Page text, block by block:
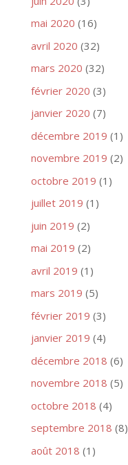
mai 2020 (16)
avril 2020 (32)
mars 2020 (32)
février 2020 (3)
janvier 2020 (7)
décembre 2019 (1)
novembre 2019 (2)
octobre 2019 (1)
juillet 2019 (1)
juin 2019 (2)
mai 2019 (2)
avril 2019 (1)
mars 2019 (5)
février 2019 (3)
janvier 2019 (4)
décembre 2018 (6)
novembre 2018 (5)
octobre 2018 (4)
septembre 2018 (8)
août 2018 (1)